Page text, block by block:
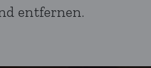
entfernen.